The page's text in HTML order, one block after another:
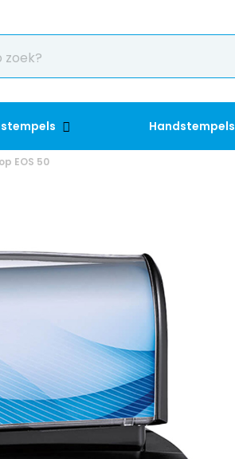
Handstempels
EOS 50